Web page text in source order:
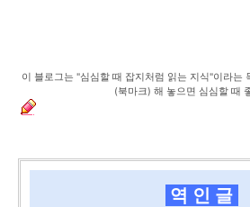
이 블로그는 "심심할 때 잡지처럼 읽는 지식"이라는
(북마크) 해 놓으면 심심할 때
역 인 글